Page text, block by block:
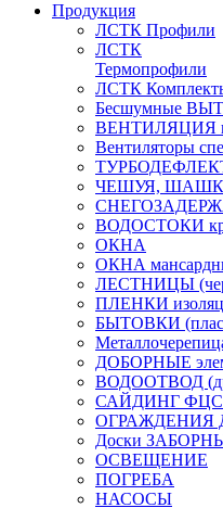
Продукция
ЛСТК Профили
ЛСТК
Термопрофили
ЛСТК
Бесшумные
ВЕНТИЛЯЦИЯ
Вентиляторы
ЧЕШУЯ, ШАШКА
ВОДОСТОКИ
ОКНА
ОКНА
ЛЕСТНИЦЫ
ПЛЕНКИ
БЫТОВКИ
ДОБОРНЫЕ
ВОДООТВОД
САЙДИНГ
ОГРАЖДЕНИЯ
Доски
ОСВЕЩЕНИЕ
ПОГРЕБА
НАСОСЫ